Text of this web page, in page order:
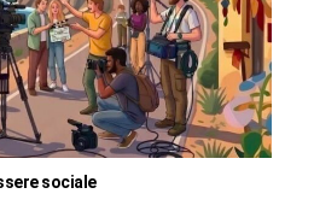
sociale